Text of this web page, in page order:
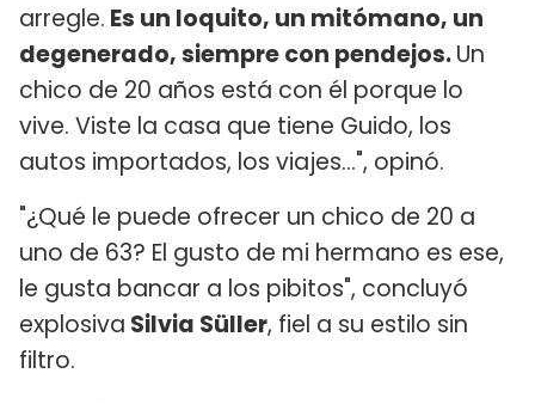
arregle. Es un loquito, un mitómano, un
degenerado, siempre con pendejos.Un
chico de 20 años está con él porque lo
vive. Viste la casa que tiene Guido, los
autos importados, los viajes...", opinó.
"¿Qué le puede ofrecer un chico de 20 a
uno de 63? El gusto de mi hermano es ese,
le gusta bancar a los pibitos", concluyó
explosiva Silvia Süller, fiel a su estilo sin
filtro.